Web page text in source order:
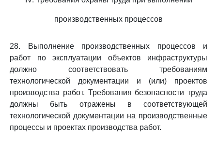
производственных процессов
28. Выполнение производственных процессов и
работ по эксплуатации объектов инфраструктуры
должно соответствовать требованиям
технологической документации и (или) проектов
производства работ. Требования безопасности труда
должны быть отражены в соответствующей
технологической документации на производственные
процессы и проектах производства работ.